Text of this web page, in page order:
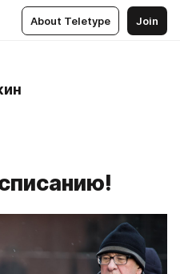
About Teletype Join